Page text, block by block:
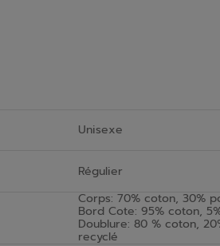
Unisexe
Régulier
Corps: 70% coton, 30%
Bord Cote: 95% coton,
Doublure: 80 % coton,
recyclé